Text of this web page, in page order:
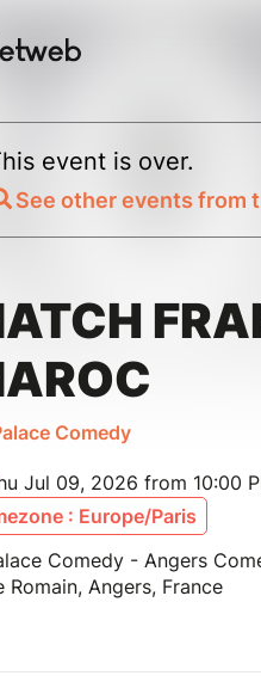
event is over.
See other events from
Comedy
Jul 09, 2026 from 10:00
: Europe/Paris
Comedy - Angers
Romain, Angers, France